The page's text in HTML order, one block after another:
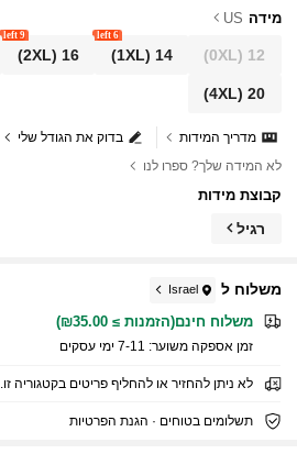
מידה US
12
(0XL)
14
(1XL)
6 left
16
(2XL)
9 left
20
(4XL)
בדוק את הגודל שלי
מדריך המידות
לא המידה שלך? ספרו לנו
קבוצת מידות
רגיל
משלוח ל Israel
משלוח חינם(הזמנות ≥ ₪35.00)
זמן אספקה ​​משוער: 7-11 ימי עסקים
לא ניתן להחזיר או להחליף פריטים בקטגוריה זו.
תשלומים בטוחים · הגנת הפרטיות